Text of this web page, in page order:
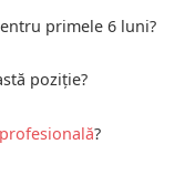
primele 6 luni?
poziție?
?